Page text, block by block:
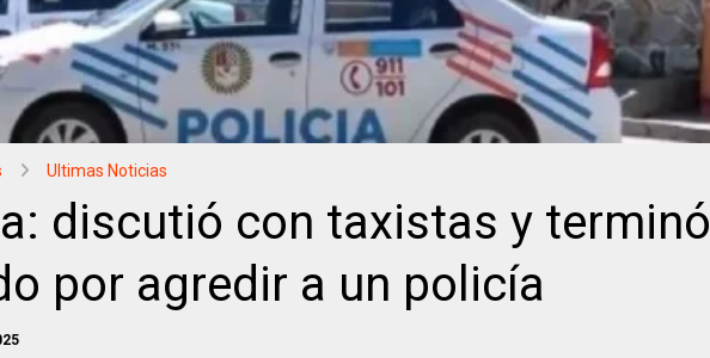
Ultimas Noticias
discutió con taxistas y terminó
por agredir a un policía